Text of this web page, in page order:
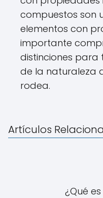
compuestos son
elementos con
importante
distinciones para
de la naturaleza
rodea.
Artículos
¿Qué